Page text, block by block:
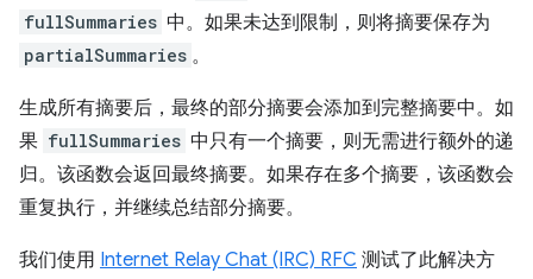
fullSummaries 中。如果未达到限制，则将摘要保存为
partialSummaries 。
生成所有摘要后，最终的部分摘要会添加到完整摘要中。如
果 fullSummaries 中只有一个摘要，则无需进行额外的递
归。该函数会返回最终摘要。如果存在多个摘要，该函数会
重复执行，并继续总结部分摘要。
我们使用 Internet Relay Chat (IRC) RFC 测试了此解决方